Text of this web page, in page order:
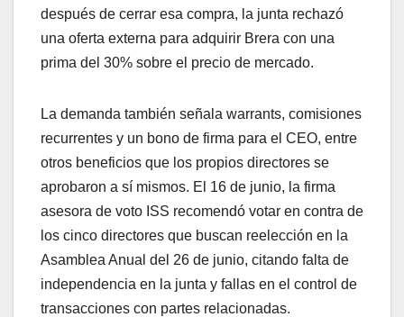
después de cerrar esa compra, la junta rechazó
una oferta externa para adquirir Brera con una
prima del 30% sobre el precio de mercado.
La demanda también señala warrants, comisiones
recurrentes y un bono de firma para el CEO, entre
otros beneficios que los propios directores se
aprobaron a sí mismos. El 16 de junio, la firma
asesora de voto ISS recomendó votar en contra de
los cinco directores que buscan reelección en la
Asamblea Anual del 26 de junio, citando falta de
independencia en la junta y fallas en el control de
transacciones con partes relacionadas.